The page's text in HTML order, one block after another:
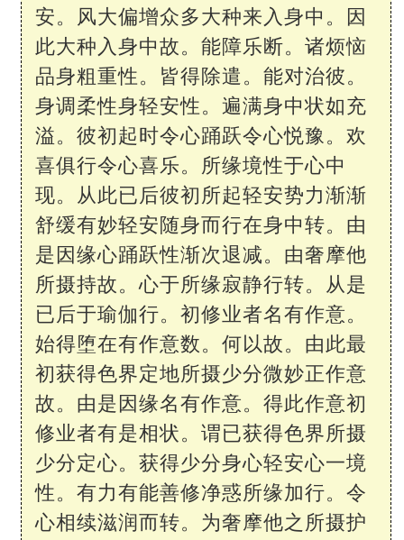
安。风大偏增众多大种来入身中。因
此大种入身中故。能障乐断。诸烦恼
品身粗重性。皆得除遣。能对治彼。
身调柔性身轻安性。遍满身中状如充
溢。彼初起时令心踊跃令心悦豫。欢
喜俱行令心喜乐。所缘境性于心中
现。从此已后彼初所起轻安势力渐渐
舒缓有妙轻安随身而行在身中转。由
是因缘心踊跃性渐次退减。由奢摩他
所摄持故。心于所缘寂静行转。从是
已后于瑜伽行。初修业者名有作意。
始得堕在有作意数。何以故。由此最
初获得色界定地所摄少分微妙正作意
故。由是因缘名有作意。得此作意初
修业者有是相状。谓已获得色界所摄
少分定心。获得少分身心轻安心一境
性。有力有能善修净惑所缘加行。令
心相续滋润而转。为奢摩他之所摄护